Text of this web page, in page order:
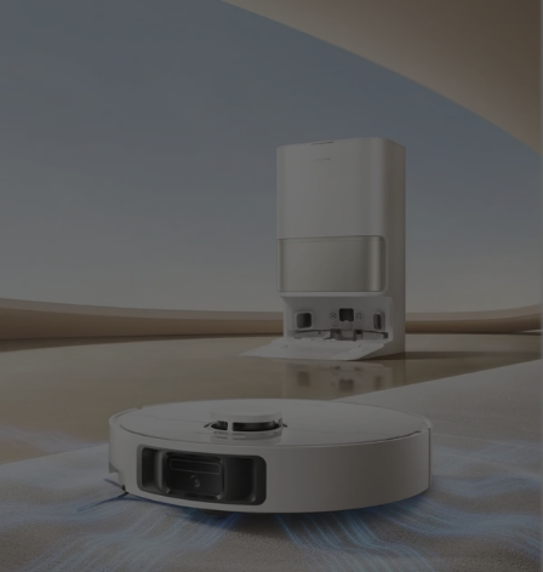
で、気になりやすい端のゴミまで逃しにくい設計です。加えて、
DuoScrub水拭きシステムが2つの高速回転モップで汚れを加圧しながら
除去し、32段階の水量調節で床材や汚れに合わせた繊細な拭き分けも可
30％短縮でき、省エネにも配慮。カーペット清掃では、10.5mm高精度
は回避設定もでき、住まいに合わせた柔軟な使い方が可能です。フロー
リングもカーペットもある日本の住環境に、1台でしっかり対応できま
【ペットにも子どもにもやさしく、毎日気兼ねなく使え
ペットゾーンの清掃にも配慮されており、アプリにペット用家具を追加
すれば、ロボット掃除機がペットゾーンを認識して毛や食べこぼしを重
点清掃。床の水量も調節できるため、床が乾きやすく、湿気を残しにく
いので、ペットにも快適です。また、全体的に静かな動作で、掃除機の
音が苦手なペットにも配慮。さらにチャイルドロックにより、掃除中に
子どもやペットが誤って設定を変えてしまうのを防げます。「よく掃除
できる」だけでなく、「家族みんなが心地よく使える」ことまで考えら